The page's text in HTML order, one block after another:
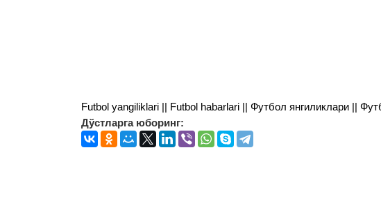
Futbol yangiliklari || Futbol habarlari || Футбол янгиликлари ||
Дўстларга юборинг: